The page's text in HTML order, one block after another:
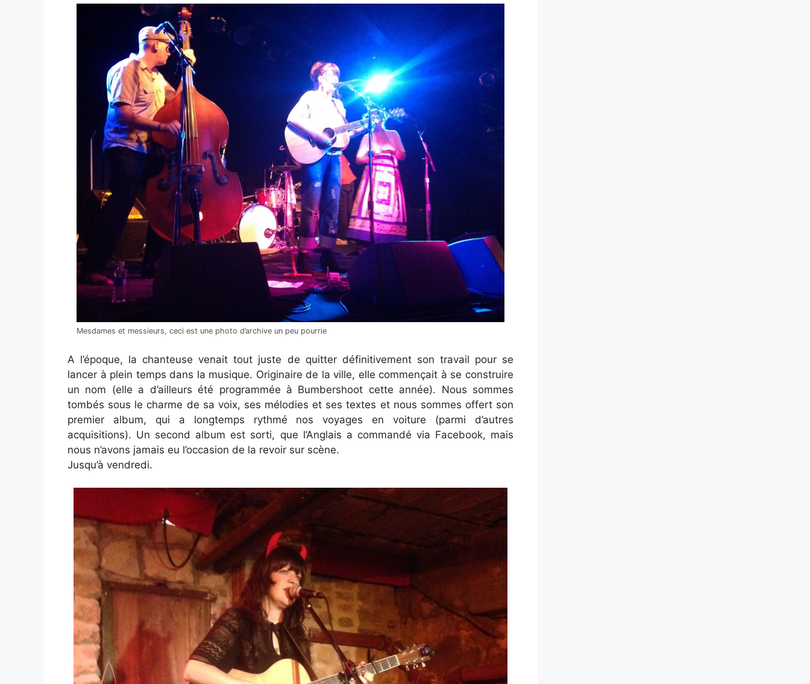
Mesdames et messieurs, ceci est une photo d’archive un peu pourrie
A l’époque, la chanteuse venait tout juste de quitter définitivement son travail pour se
lancer à plein temps dans la musique. Originaire de la ville, elle commençait à se construire
un nom (elle a d’ailleurs été programmée à Bumbershoot cette année). Nous sommes
tombés sous le charme de sa voix, ses mélodies et ses textes et nous sommes offert son
premier album, qui a longtemps rythmé nos voyages en voiture (parmi d’autres
acquisitions). Un second album est sorti, que l’Anglais a commandé via Facebook, mais
nous n’avons jamais eu l’occasion de la revoir sur scène.
Jusqu’à vendredi.